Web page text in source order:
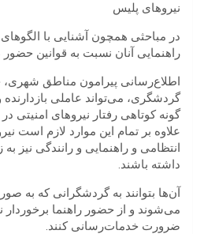
نیروهای پلیس
در مباحثی همچون آشنایی با
راهنمایی آنان نسبت به قوانین
اطلاع‌رسانی پیرامون مناطق شهری،
گردشگری، می‌تواند عاملی بازدارنده
گونه کوتاهی رفتار نیروهای امنیتی
علاوه بر تمام این موارد لازم است
انتظامی و راهنمایی و رانندگی نیز
داشته باشند.
آن‌ها بتوانند به گردشگرانی که به
می‌شوند و از حضور راهنما برخوردار
ضرورت خدمات‌رسانی کنند.